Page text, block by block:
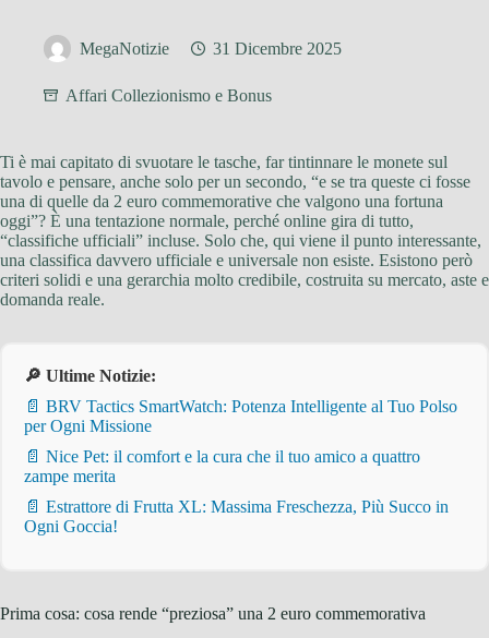
MegaNotizie 31 Dicembre 2025
Affari Collezionismo e Bonus
Ti è mai capitato di svuotare le tasche, far tintinnare le monete sul
tavolo e pensare, anche solo per un secondo, “e se tra queste ci fosse
una di quelle da 2 euro commemorative che valgono una fortuna
oggi”? È una tentazione normale, perché online gira di tutto,
“classifiche ufficiali” incluse. Solo che, qui viene il punto interessante,
una classifica davvero ufficiale e universale non esiste. Esistono però
criteri solidi e una gerarchia molto credibile, costruita su mercato, aste e
domanda reale.
🔎 Ultime Notizie:
📄 BRV Tactics SmartWatch: Potenza Intelligente al Tuo Polso
per Ogni Missione
📄 Nice Pet: il comfort e la cura che il tuo amico a quattro
zampe merita
📄 Estrattore di Frutta XL: Massima Freschezza, Più Succo in
Ogni Goccia!
Prima cosa: cosa rende “preziosa” una 2 euro commemorativa